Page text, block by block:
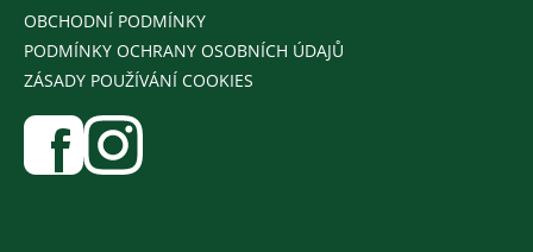
OBCHODNÍ PODMÍNKY
PODMÍNKY OCHRANY OSOBNÍCH ÚDAJŮ
ZÁSADY POUŽÍVÁNÍ COOKIES